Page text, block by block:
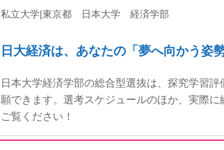
私立大学|東京都 日本大学 経済学部
日大経済は、あなたの「夢へ向かう姿
日本大学経済学部の総合型選抜は、探究学習
願できます。選考スケジュールのほか、実際
ご覧ください！